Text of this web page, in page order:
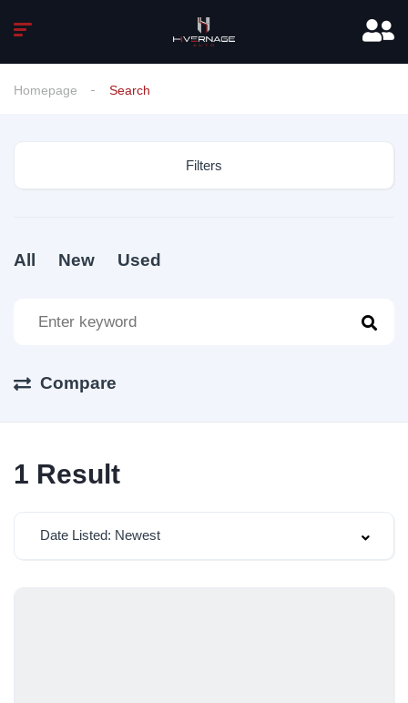
Homepage Search
Filters
All New Used
Compare
1 Result
Date Listed: Newest